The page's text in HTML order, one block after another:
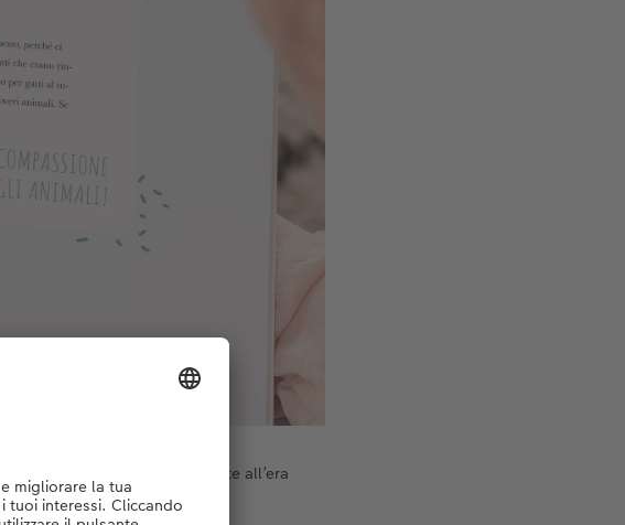
scannerizzale e rendile adatte all’era